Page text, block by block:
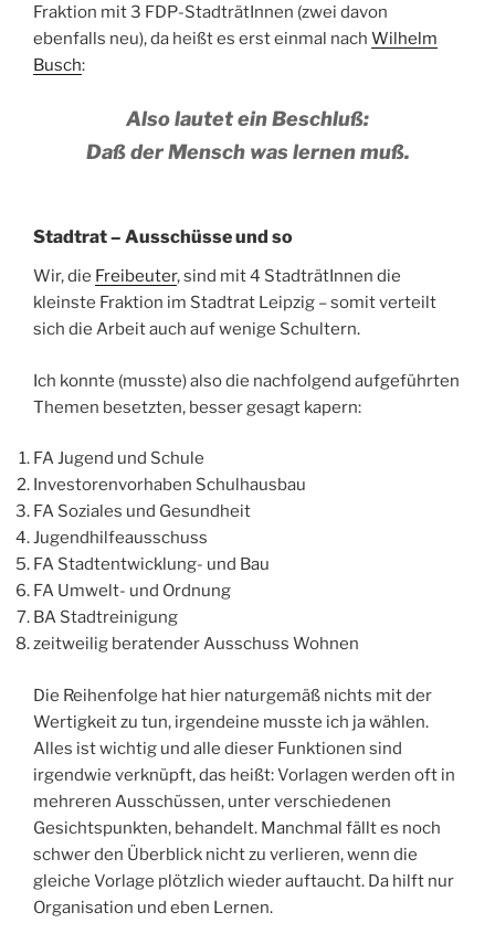
Fraktion mit 3 FDP-StadträtInnen (zwei davon
ebenfalls neu), da heißt es erst einmal nach Wilhelm
Busch:
Also lautet ein Beschluß:
Daß der Mensch was lernen muß.
Stadtrat – Ausschüsse und so
Wir, die Freibeuter, sind mit 4 StadträtInnen die
kleinste Fraktion im Stadtrat Leipzig – somit verteilt
sich die Arbeit auch auf wenige Schultern.
Ich konnte (musste) also die nachfolgend aufgeführten
Themen besetzten, besser gesagt kapern:
FA Jugend und Schule
Investorenvorhaben Schulhausbau
FA Soziales und Gesundheit
Jugendhilfeausschuss
FA Stadtentwicklung- und Bau
FA Umwelt- und Ordnung
BA Stadtreinigung
zeitweilig beratender Ausschuss Wohnen
Die Reihenfolge hat hier naturgemäß nichts mit der
Wertigkeit zu tun, irgendeine musste ich ja wählen.
Alles ist wichtig und alle dieser Funktionen sind
irgendwie verknüpft, das heißt: Vorlagen werden oft in
mehreren Ausschüssen, unter verschiedenen
Gesichtspunkten, behandelt. Manchmal fällt es noch
schwer den Überblick nicht zu verlieren, wenn die
gleiche Vorlage plötzlich wieder auftaucht. Da hilft nur
Organisation und eben Lernen.